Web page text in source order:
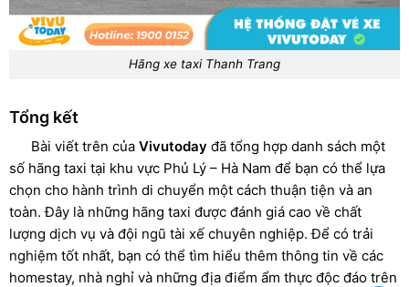
Hãng xe taxi Thanh Trang
Tổng kết
Bài viết trên của Vivutoday đã tổng hợp danh sách một
số hãng taxi tại khu vực Phủ Lý – Hà Nam để bạn có thể lựa
chọn cho hành trình di chuyển một cách thuận tiện và an
toàn. Đây là những hãng taxi được đánh giá cao về chất
lượng dịch vụ và đội ngũ tài xế chuyên nghiệp. Để có trải
nghiệm tốt nhất, bạn có thể tìm hiểu thêm thông tin về các
homestay, nhà nghỉ và những địa điểm ẩm thực độc đáo trên